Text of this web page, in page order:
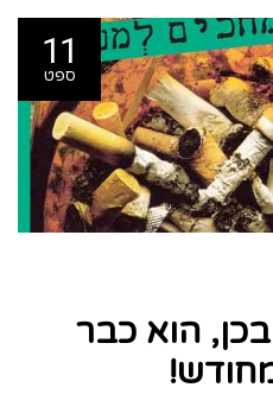
11
ספט
הוא כבר